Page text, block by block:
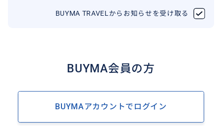
BUYMA TRAVELからお知らせを受け取る
BUYMA会員の方
BUYMAアカウントでログイン